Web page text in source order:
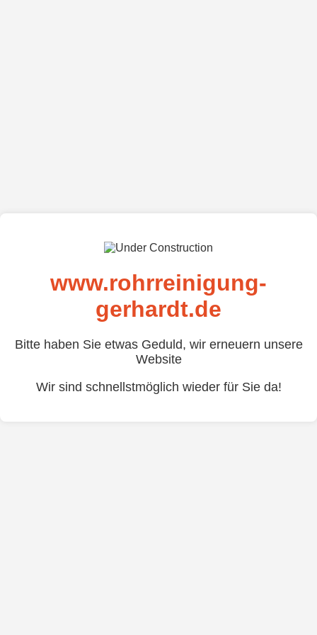
www.rohrreinigung-
gerhardt.de
Bitte haben Sie etwas Geduld, wir erneuern unsere
Website
Wir sind schnellstmöglich wieder für Sie da!